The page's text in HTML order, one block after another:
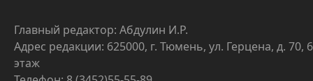
Главный редактор: Абдулин И.Р.
Адрес редакции: 625000, г. Тюмень, ул. Герцена, д. 70, 6
этаж